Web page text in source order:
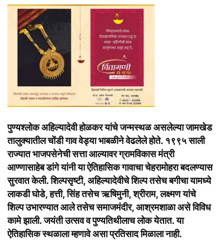
पुण्यश्लोक अहिल्यादेवी होळकर यांचे जन्मस्थळ असलेल्या जामखेड
तालुक्यातील चोंडी गाव वेड्या भाबळीने वेढलेले होते. १९९५ साली
राज्यात भाजपसेनेची सत्ता आल्यावर ग्रामविकास मंत्री
आण्णासाहेब डांगे यांनी या ऐतिहासिक गावाचा चेहरामोहरा बदलण्यास
सुरवात केली. शिल्पसृष्टी, अहिल्यादेवीचे शिल्प तसेच बगीचा यामध्ये
लाकडी घोडे, हत्ती, सिंह तसेच ऋषिमुनी, श्रीराम, लक्ष्मण यांचे
शिल्प उभारण्यात आले तसेच समाजमंदीर, आश्रमशाळा असे विविध
कामे झाली. जयंती उत्सव व पुण्यतिथीलाच लोक येतात. या
ऐतिहासिक स्थळाला म्हणावे असा प्रतिसाद मिळाला नाही.